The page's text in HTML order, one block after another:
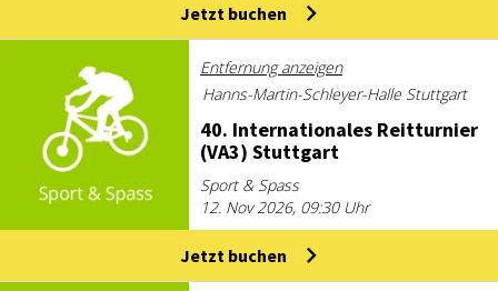
Jetzt buchen
Entfernung anzeigen
Hanns-Martin-Schleyer-Halle Stuttgart
40. In­ter­na­tio­na­les Reit­tur­nier
(VA3) Stutt­gart
Sport & Spass
12. Nov 2026, 09:30 Uhr
Jetzt buchen